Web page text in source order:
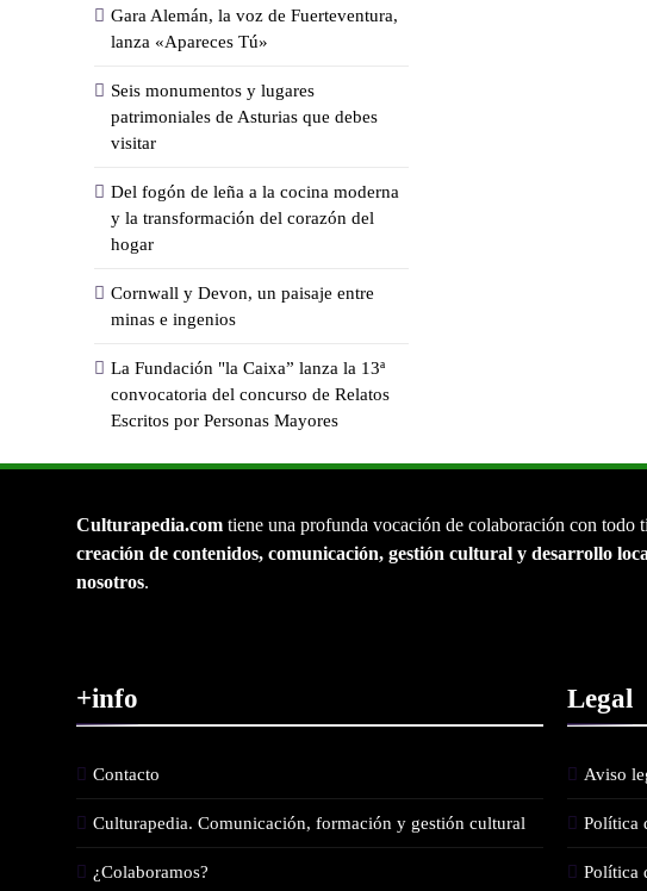
Gara Alemán, la voz de Fuerteventura,
lanza «Apareces Tú»
Seis monumentos y lugares
patrimoniales de Asturias que debes
visitar
Del fogón de leña a la cocina moderna
y la transformación del corazón del
hogar
Cornwall y Devon, un paisaje entre
minas e ingenios
La Fundación "la Caixa” lanza la 13ª
convocatoria del concurso de Relatos
Escritos por Personas Mayores
Culturapedia.com tiene una profunda vocación de colaboración con todo
creación de contenidos, comunicación, gestión cultural y desarrollo
nosotros.
+info
Contacto
Culturapedia. Comunicación, formación y gestión cultural
¿Colaboramos?
Legal
Aviso
Política
Política